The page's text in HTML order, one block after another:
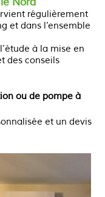
régulièrement
et dans l’ensemble
à la mise en
des conseils
ou de pompe à
et un devis